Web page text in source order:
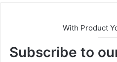
With Product
Subscribe to